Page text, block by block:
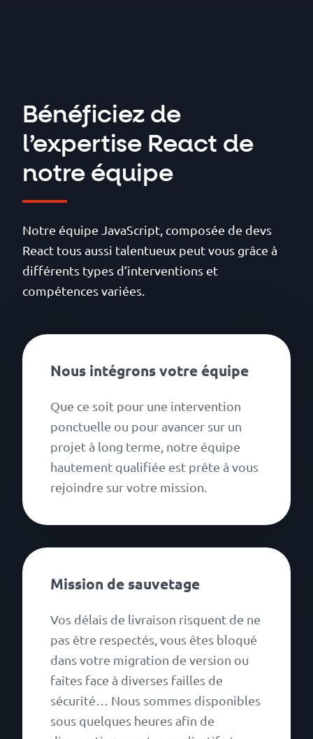
Bénéficiez de
l’expertise React de
notre équipe
Notre équipe JavaScript, composée de devs
React tous aussi talentueux peut vous grâce à
différents types d’interventions et
compétences variées.
Nous intégrons votre équipe
Que ce soit pour une intervention
ponctuelle ou pour avancer sur un
projet à long terme, notre équipe
hautement qualifiée est prête à vous
rejoindre sur votre mission.
Mission de sauvetage
Vos délais de livraison risquent de ne
pas être respectés, vous êtes bloqué
dans votre migration de version ou
faites face à diverses failles de
sécurité… Nous sommes disponibles
sous quelques heures afin de